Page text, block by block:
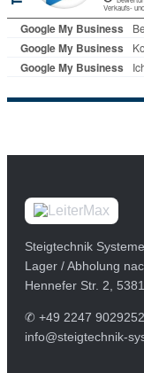
Steigtechnik
Lager / Abholung
Hennefer Str. 2,
✆ +49 2247 9029252
info@steigtechnik-